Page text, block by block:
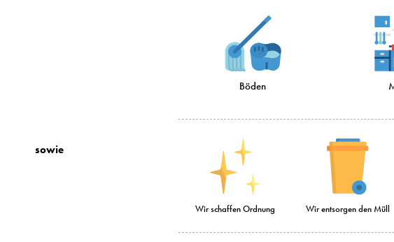
Böden
sowie
Wir schaffen Ordnung Wir entsorgen den Müll